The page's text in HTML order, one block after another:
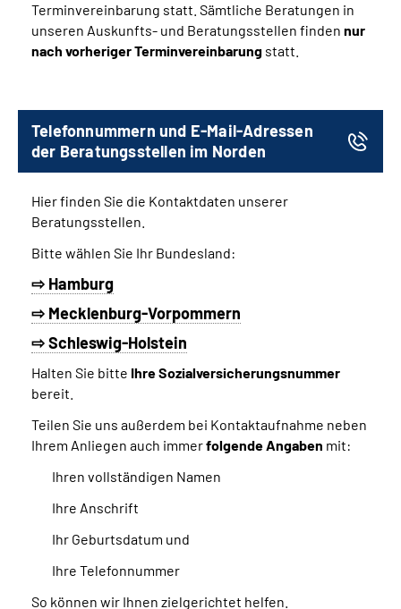
Terminvereinbarung statt. Sämtliche Beratungen in
unseren Auskunfts- und Beratungsstellen finden nur
nach vorheriger Terminvereinbarung statt.
Telefonnummern und E-Mail-Adressen
der Beratungsstellen im Norden
Hier finden Sie die Kontaktdaten unserer
Beratungsstellen.
Bitte wählen Sie Ihr Bundesland:
⇨ Hamburg
⇨ Mecklenburg-Vorpommern
⇨ Schleswig-Holstein
Halten Sie bitte Ihre Sozialversicherungsnummer
bereit.
Teilen Sie uns außerdem bei Kontaktaufnahme neben
Ihrem Anliegen auch immerfolgende Angaben mit:
Ihren vollständigen Namen
Ihre Anschrift
Ihr Geburtsdatum und
Ihre Telefonnummer
So können wir Ihnen zielgerichtet helfen.